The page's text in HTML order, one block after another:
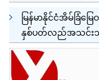
မြန်မာနိုင်ငံအိမ်ခြံမ
နှစ်ပတ်လည်အသင်းသ